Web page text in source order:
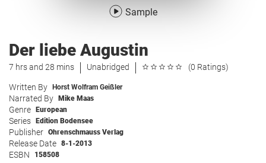
Sample
Der liebe Augustin
7 hrs and 28 mins Unabridged (0 Ratings)
Written By Horst Wolfram Geißler
Narrated By Mike Maas
Genre European
Series Edition Bodensee
Publisher Ohrenschmauss Verlag
Release Date 8-1-2013
ESBN 158508